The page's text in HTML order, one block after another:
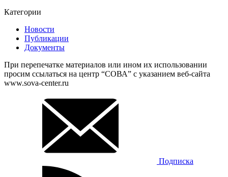
Категории
Новости
Публикации
Документы
При перепечатке материалов или ином их использовании
просим ссылаться на центр “СОВА” с указанием веб-сайта
www.sova-center.ru
Подписка